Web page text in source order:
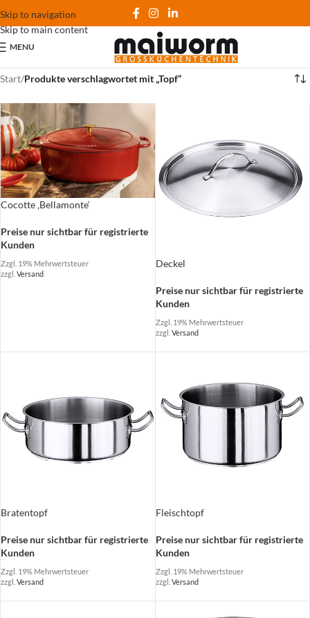
Skip to navigation
Skip to main content
MENU
Start/Produkte verschlagwortet mit „Topf“
Cocotte ‚Bellamonte‘
Preise nur sichtbar für registrierte
Kunden
Zzgl. 19% Mehrwertsteuer
zzgl. Versand
Deckel
Preise nur sichtbar für registrierte
Kunden
Zzgl. 19% Mehrwertsteuer
zzgl. Versand
Bratentopf
Preise nur sichtbar für registrierte
Kunden
Zzgl. 19% Mehrwertsteuer
zzgl. Versand
Fleischtopf
Preise nur sichtbar für registrierte
Kunden
Zzgl. 19% Mehrwertsteuer
zzgl. Versand